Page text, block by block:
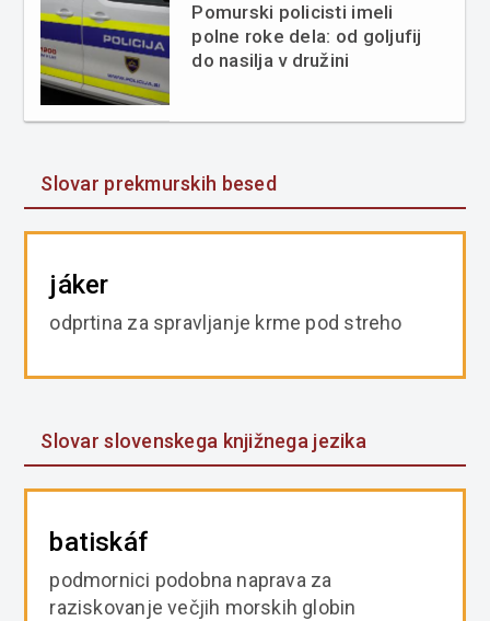
Pomurski policisti imeli
polne roke dela: od goljufij
do nasilja v družini
Slovar prekmurskih besed
jáker
odprtina za spravljanje krme pod streho
Slovar slovenskega knjižnega jezika
batiskáf
podmornici podobna naprava za
raziskovanje večjih morskih globin